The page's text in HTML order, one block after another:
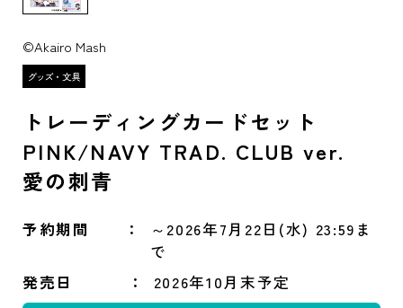
©Akairo Mash
トレーディングカードセット
PINK/NAVY TRAD. CLUB ver.
愛の刺青
予約期間
～2026年7月22日(水) 23:59ま
で
発売日
2026年10月末予定